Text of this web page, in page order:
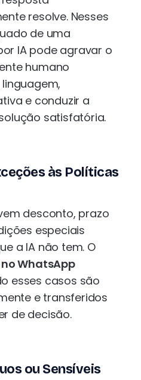
resolve. Nesses
de uma
IA pode agravar o
humano
e conduzir a
satisfatória.
às Políticas
desconto, prazo
especiais
a IA não tem. O
no WhatsApp
esses casos são
e transferidos
de decisão.
ou Sensíveis